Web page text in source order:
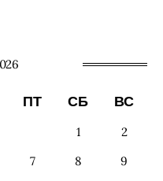
ПТ СБ ВС
1
2
7 8
9